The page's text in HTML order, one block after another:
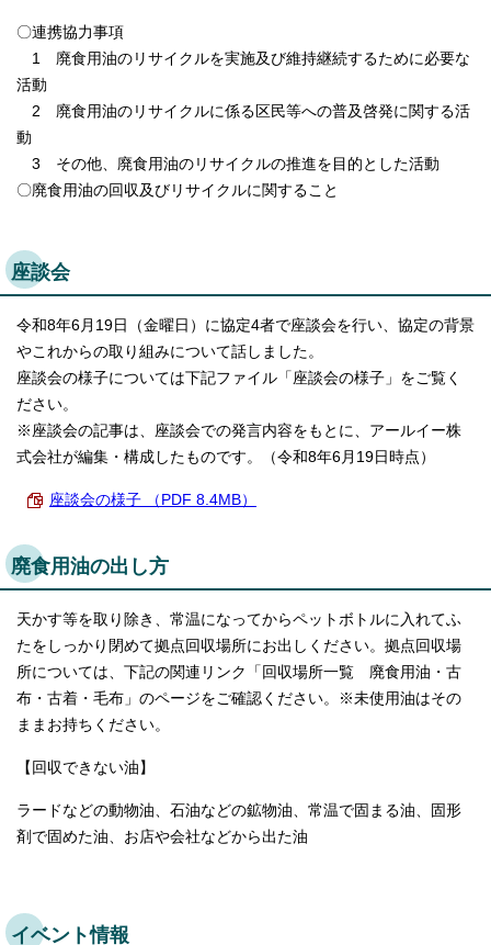
〇連携協力事項
1 廃食用油のリサイクルを実施及び維持継続するために必要な
活動
2 廃食用油のリサイクルに係る区民等への普及啓発に関する活
動
3 その他、廃食用油のリサイクルの推進を目的とした活動
〇廃食用油の回収及びリサイクルに関すること
座談会
令和8年6月19日（金曜日）に協定4者で座談会を行い、協定の背景
やこれからの取り組みについて話しました。
座談会の様子については下記ファイル「座談会の様子」をご覧く
ださい。
※座談会の記事は、座談会での発言内容をもとに、アールイー株
式会社が編集・構成したものです。（令和8年6月19日時点）
座談会の様子 （PDF 8.4MB）
廃食用油の出し方
天かす等を取り除き、常温になってからペットボトルに入れてふ
たをしっかり閉めて拠点回収場所にお出しください。拠点回収場
所については、下記の関連リンク「回収場所一覧 廃食用油・古
布・古着・毛布」のページをご確認ください。※未使用油はその
ままお持ちください。
【回収できない油】
ラードなどの動物油、石油などの鉱物油、常温で固まる油、固形
剤で固めた油、お店や会社などから出た油
イベント情報